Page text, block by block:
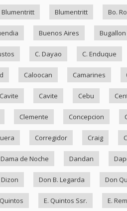
Blumentritt Blumentritt Bo.
Buenos Aires Bugallon
C. Dayao C. Enduque
Caloocan Camarines
Cavite Cavite Cebu
Clemente Concepcion
Corregidor Craig
Dama de Noche Dandan
Dizon Don B. Legarda Don
E. Quintos Ssr. E.